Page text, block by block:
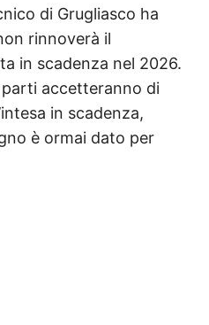
di Grugliasco ha
rinnoverà il
in scadenza nel 2026.
accetteranno di
in scadenza,
è ormai dato per